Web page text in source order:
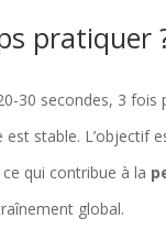
pratiquer
30 secondes, 3
stable. L’objectif
qui contribue à la
global.